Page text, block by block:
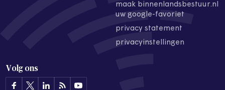
maak binnenlandsbestuur.nl
uw google-favoriet
privacy statement
privacyinstellingen
Volg ons